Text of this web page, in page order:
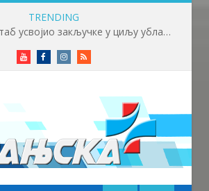
TRENDING
Републички штаб усвојио закључке у циљу ублажавања последица високих температура и пожара​
YoutubeFacebookInstagram
RSS